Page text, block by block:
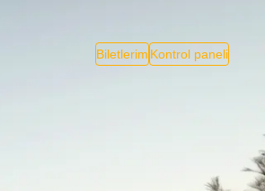
Biletlerim Kontrol paneli